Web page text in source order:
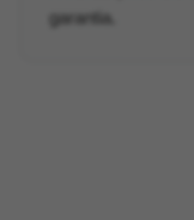
garantia.